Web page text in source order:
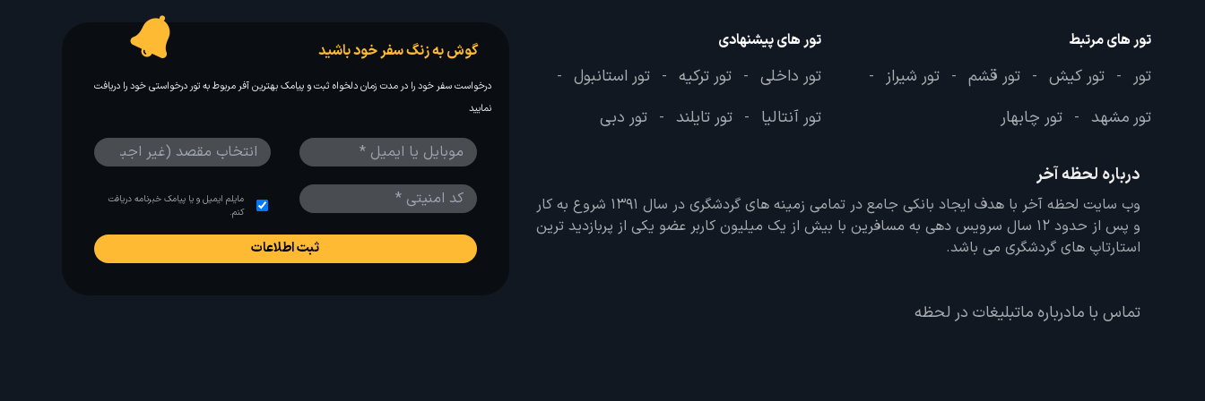
تور های مرتبط
تور - تور کیش - تور قشم - تور شیراز -
تور مشهد - تور چابهار
تور های پیشنهادی
تور داخلی - تور ترکیه - تور استانبول -
تور آنتالیا - تور تایلند - تور دبی
درباره لحظه آخر
وب سایت لحظه آخر با هدف ایجاد بانکی جامع در تمامی زمینه های گردشگری در سال 1391 شروع به کار
و پس از حدود 12 سال سرویس دهی به مسافرین با بیش از یک میلیون کاربر عضو یکی از پربازدید ترین
استارتاپ های گردشگری می باشد.
تماس با مادرباره ماتبلیغات در لحظه
گوش به زنگ سفر خود باشید
درخواست سفر خود را در مدت زمان دلخواه ثبت و پیامک بهترین آفر مربوط به تور درخواستی خود را دریافت
نمایید
مایلم ایمیل و یا پیامک خبرنامه دریافت
کنم.